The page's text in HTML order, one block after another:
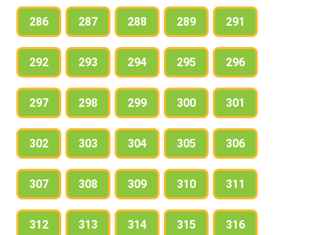
286 287 288 289 291
292 293 294 295 296
297 298 299 300 301
302 303 304 305 306
307 308 309 310 311
312 313 314 315 316